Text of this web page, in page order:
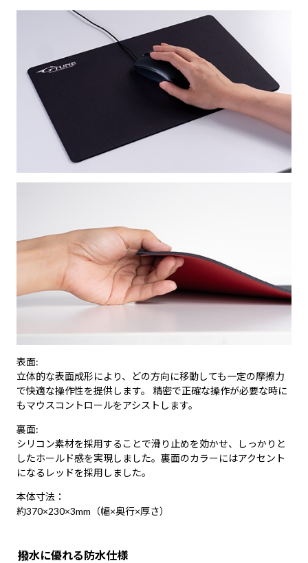
表面:
立体的な表面成形により、どの方向に移動しても一定の摩擦力
で快適な操作性を提供します。 精密で正確な操作が必要な時に
もマウスコントロールをアシストします。
裏面:
シリコン素材を採用することで滑り止めを効かせ、しっかりと
したホールド感を実現しました。裏面のカラーにはアクセント
になるレッドを採用しました。
本体寸法：
約370×230×3mm（幅×奥行×厚さ）
撥水に優れる防水仕様